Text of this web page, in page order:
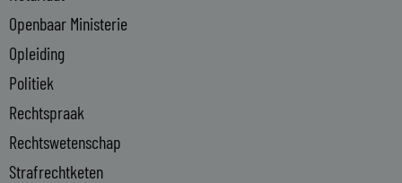
Openbaar Ministerie
Opleiding
Politiek
Rechtspraak
Rechtswetenschap
Strafrechtketen